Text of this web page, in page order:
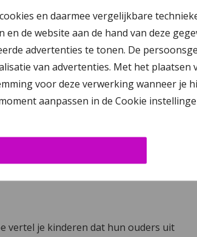
en daarmee vergelijkbare
de website aan de hand van deze
advertenties te tonen. De
van advertenties. Met het plaatsen
voor deze verwerking wanneer je
aanpassen in de Cookie
vaak rust om met elkaar in
wat nodig is bij de hand hebben.
we voeren het gesprek gewoon
leg ik ook de mogelijkheden, en de
waar jullie ja of nee tegen zeggen
met daarin de zakelijke afspraken
het afsluiten van een nieuwe
in staan.
vertel je kinderen dat hun ouders uit